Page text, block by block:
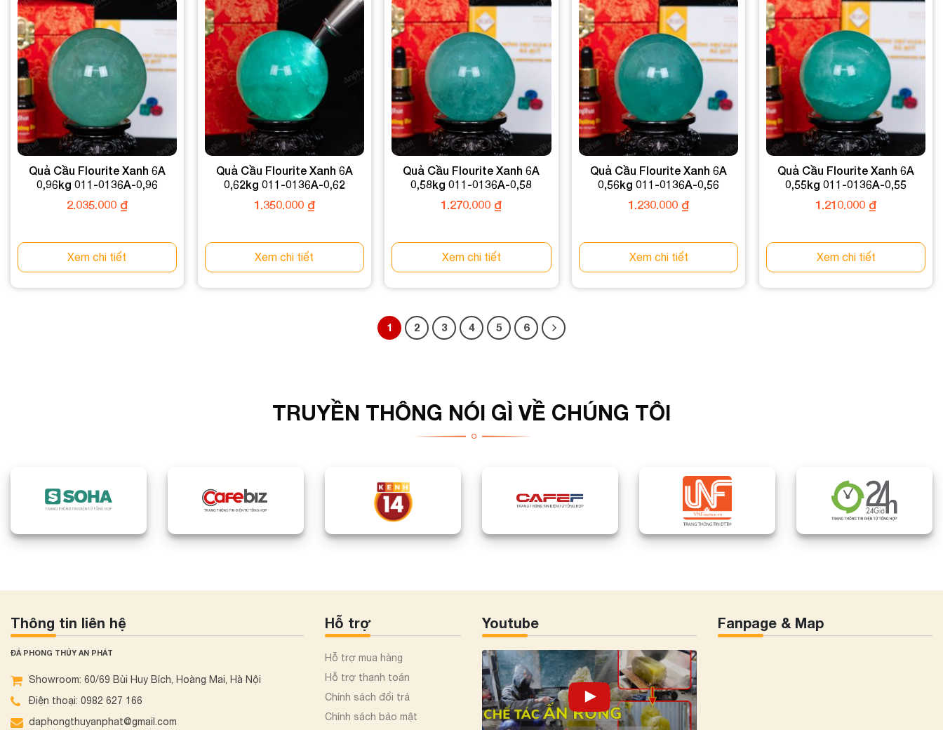
Quả Cầu Flourite Xanh 6A
0,96kg 011-0136A-0,96
2.035.000₫
Xem chi tiết
Quả Cầu Flourite Xanh 6A
0,62kg 011-0136A-0,62
1.350.000₫
Xem chi tiết
Quả Cầu Flourite Xanh 6A
0,58kg 011-0136A-0,58
1.270.000 ₫
Xem chi tiết
Quả Cầu Flourite Xanh 6A
0,56kg 011-0136A-0,56
1.230.000 ₫
Xem chi tiết
Quả Cầu Flourite Xanh 6A
0,55kg 011-0136A-0,55
1.210.000 ₫
Xem chi tiết
1 2 3 4 5 6
TRUYỀN THÔNG NÓI GÌ VỀ CHÚNG TÔI
Thông tin liên hệ
ĐÁ PHONG THỦY AN PHÁT
Showroom: 60/69 Bùi Huy Bích, Hoàng Mai, Hà Nội
Điện thoại: 0982 627 166
daphongthuyanphat@gmail.com
Hỗ trợ
Hỗ trợ mua hàng
Hỗ trợ thanh toán
Chính sách đổi trả
Chính sách bảo mật
Youtube Fanpage & Map